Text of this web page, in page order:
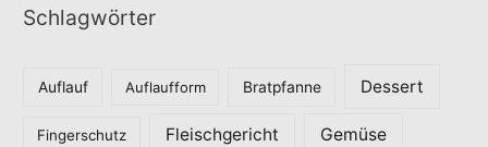
e
Schlagwörter
Auflauf Auflaufform Bratpfanne Dessert
Fingerschutz Fleischgericht Gemüse